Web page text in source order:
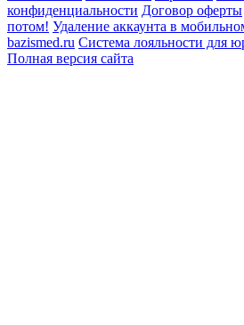
конфиденциальности Договор оферты
потом! Удаление аккаунта в
bazismed.ru Система лояльности для
Полная версия сайта